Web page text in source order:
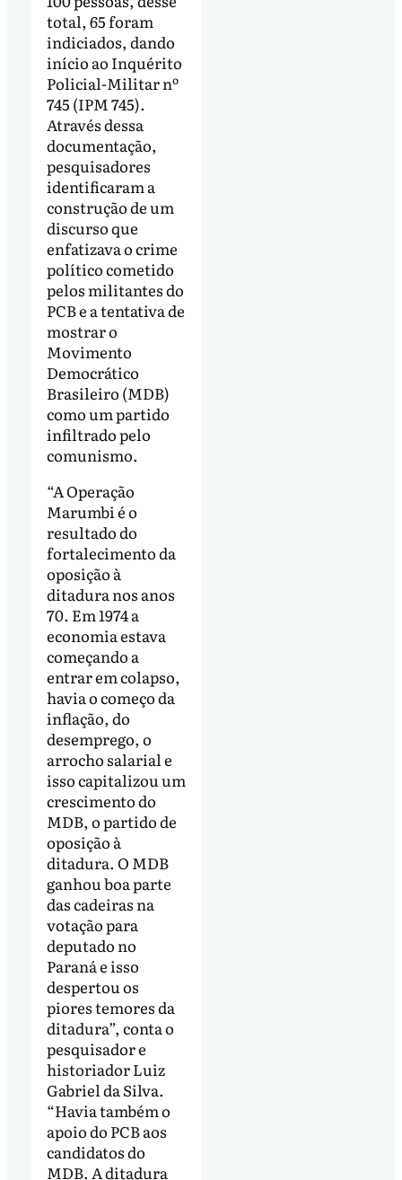
total, 65 foram
indiciados, dando
início ao Inquérito
Policial-Militar nº
745 (IPM 745).
Através dessa
documentação,
pesquisadores
identificaram a
construção de um
discurso que
enfatizava o crime
político cometido
pelos militantes do
PCB e a tentativa de
mostrar o
Movimento
Democrático
Brasileiro (MDB)
como um partido
infiltrado pelo
comunismo.
“A Operação
Marumbi é o
resultado do
fortalecimento da
oposição à
ditadura nos anos
70. Em 1974 a
economia estava
começando a
entrar em colapso,
havia o começo da
inflação, do
desemprego, o
arrocho salarial e
isso capitalizou um
crescimento do
MDB, o partido de
oposição à
ditadura. O MDB
ganhou boa parte
das cadeiras na
votação para
deputado no
Paraná e isso
despertou os
piores temores da
ditadura”, conta o
pesquisador e
historiador Luiz
Gabriel da Silva.
“Havia também o
apoio do PCB aos
candidatos do
MDB. A ditadura